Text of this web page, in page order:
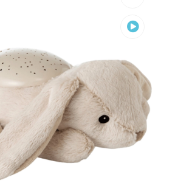
vaizdo
įrašą